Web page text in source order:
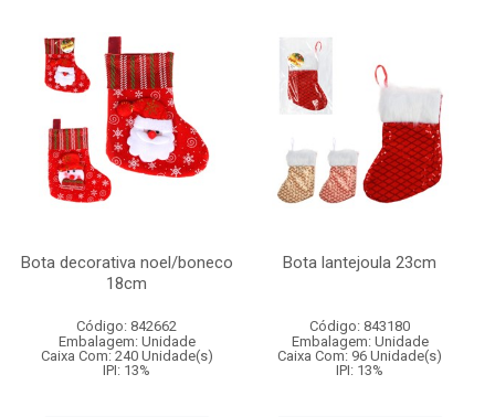
Bota decorativa noel/boneco
18cm
Código: 842662
Embalagem: Unidade
Caixa Com: 240 Unidade(s)
IPI: 13%
Bota lantejoula 23cm
Código: 843180
Embalagem: Unidade
Caixa Com: 96 Unidade(s)
IPI: 13%